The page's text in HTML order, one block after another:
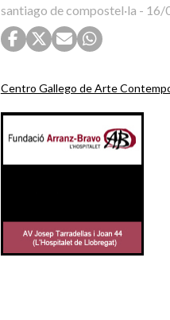
santiago de compostel·la - 16/
Centro Gallego de Arte